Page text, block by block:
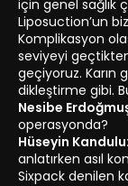
için genel sağlık
Liposuction’un
Komplikasyon
seviyeyi
geçiyoruz.
dikleştirme gibi.
Nesibe
operasyonda?
Hüseyin Kandulu:
anlatırken asıl
Sixpack denilen